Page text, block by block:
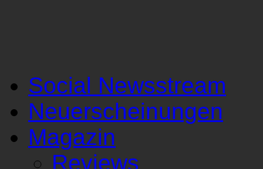
Social Newsstream
Neuerscheinungen
Magazin
Reviews